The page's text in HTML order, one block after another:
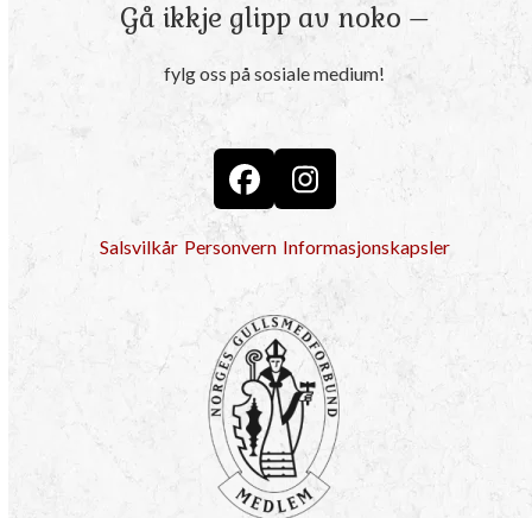
Gå ikkje glipp av noko –
fylg oss på sosiale medium!
FacebookInstagram
Salsvilkår Personvern Informasjonskapsler